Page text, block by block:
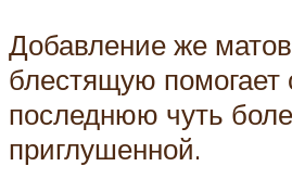
Добавление же
блестящую помогает
последнюю чуть
приглушенной.